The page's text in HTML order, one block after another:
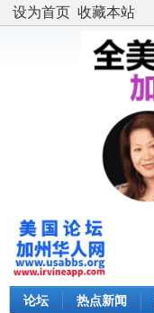
设为首页 收藏本站
论坛 热点新闻